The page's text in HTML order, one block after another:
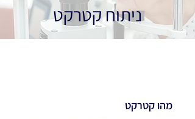
ניתוח קטרקט
מהו קטרקט